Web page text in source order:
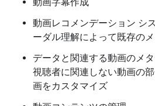
動画レコメンデーション シ
ーダル理解によって既存の
データと関連する動画のメ
視聴者に関連しない動画の
画をカスタマイズ